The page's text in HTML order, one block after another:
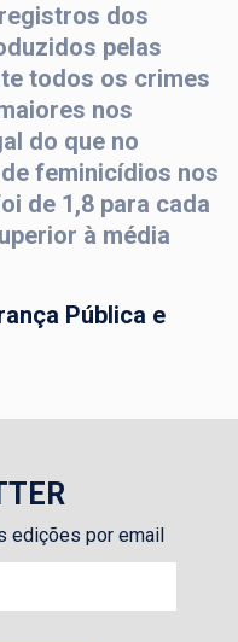
dos
pelas
todos os crimes
nos
do que no
feminicídios nos
de 1,8 para cada
à média
Pública e
edições por email